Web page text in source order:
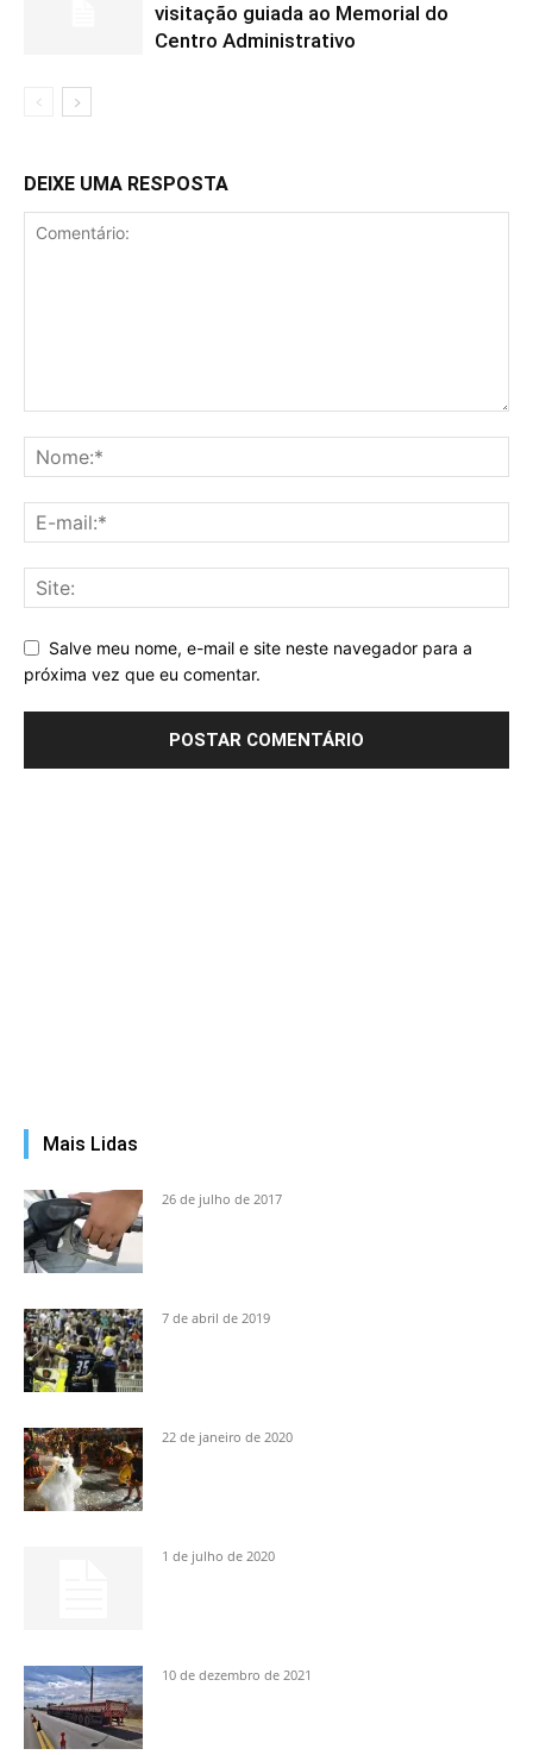
visitação guiada ao Memorial do
Centro Administrativo
DEIXE UMA RESPOSTA
Salve meu nome, e-mail e site neste navegador para a
próxima vez que eu comentar.
Mais Lidas
26 de julho de 2017
7 de abril de 2019
22 de janeiro de 2020
1 de julho de 2020
10 de dezembro de 2021